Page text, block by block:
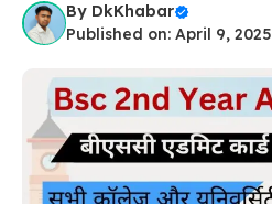
By DkKhabar
Published on: April 9, 2025